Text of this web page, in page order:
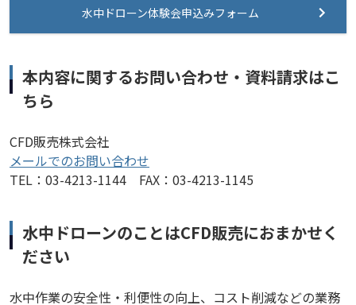
水中ドローン体験会申込みフォーム
本内容に関するお問い合わせ・資料請求はこ
ちら
CFD販売株式会社
メールでのお問い合わせ
TEL：03-4213-1144 FAX：03-4213-1145
水中ドローンのことはCFD販売におまかせく
ださい
水中作業の安全性・利便性の向上、コスト削減などの業務